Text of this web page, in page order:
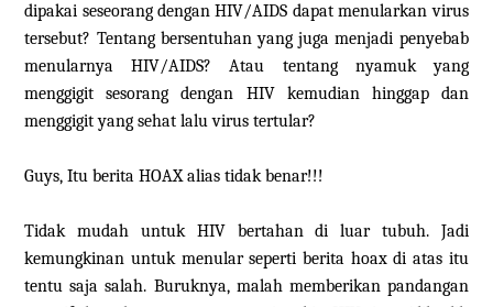
dipakai seseorang dengan HIV/AIDS dapat menularkan virus
tersebut? Tentang bersentuhan yang juga menjadi penyebab
menularnya HIV/AIDS? Atau tentang nyamuk yang
menggigit sesorang dengan HIV kemudian hinggap dan
menggigit yang sehat lalu virus tertular?
Guys, Itu berita HOAX alias tidak benar!!!
Tidak mudah untuk HIV bertahan di luar tubuh. Jadi
kemungkinan untuk menular seperti berita hoax di atas itu
tentu saja salah. Buruknya, malah memberikan pandangan